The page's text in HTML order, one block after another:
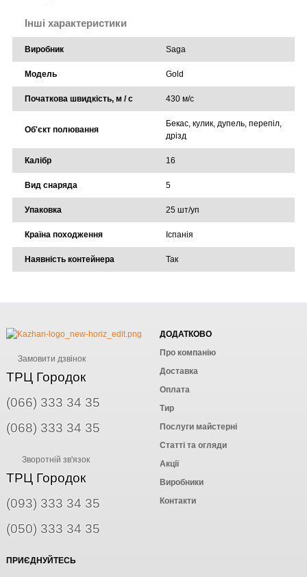
Інші характеристики
Виробник Saga
Модель Gold
Початкова швидкість, м / с 430 м/с
Об'єкт полювання
Бекас, кулик, дупель, перепіл,
дрізд
Калібр 16
Вид снаряда 5
Упаковка 25 шт/уп
Країна походження Іспанія
Наявність контейнера Так
Замовити дзвінок
ТРЦ Городок
(066) 333 34 35
(068) 333 34 35
Зворотній зв'язок
ТРЦ Городок
(093) 333 34 35
(050) 333 34 35
ДОДАТКОВО
Про компанію
Доставка
Оплата
Тир
Послуги майстерні
Статті та огляди
Акції
Виробники
Контакти
ПРИЄДНУЙТЕСЬ